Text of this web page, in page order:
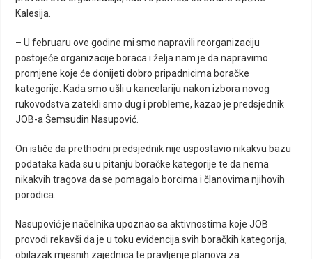
Kalesija.
– U februaru ove godine mi smo napravili reorganizaciju
postojeće organizacije boraca i želja nam je da napravimo
promjene koje će donijeti dobro pripadnicima boračke
kategorije. Kada smo ušli u kancelariju nakon izbora novog
rukovodstva zatekli smo dug i probleme, kazao je predsjednik
JOB-a Šemsudin Nasupović.
On ističe da prethodni predsjednik nije uspostavio nikakvu bazu
podataka kada su u pitanju boračke kategorije te da nema
nikakvih tragova da se pomagalo borcima i članovima njihovih
porodica.
Nasupović je načelnika upoznao sa aktivnostima koje JOB
provodi rekavši da je u toku evidencija svih boračkih kategorija,
obilazak mjesnih zajednica te pravljenje planova za